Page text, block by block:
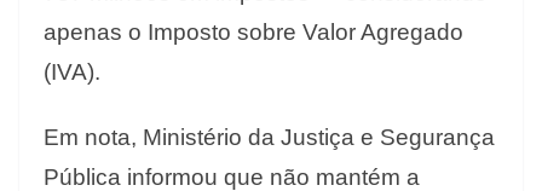
apenas o Imposto sobre Valor Agregado
(IVA).
Em nota, Ministério da Justiça e Segurança
Pública informou que não mantém a